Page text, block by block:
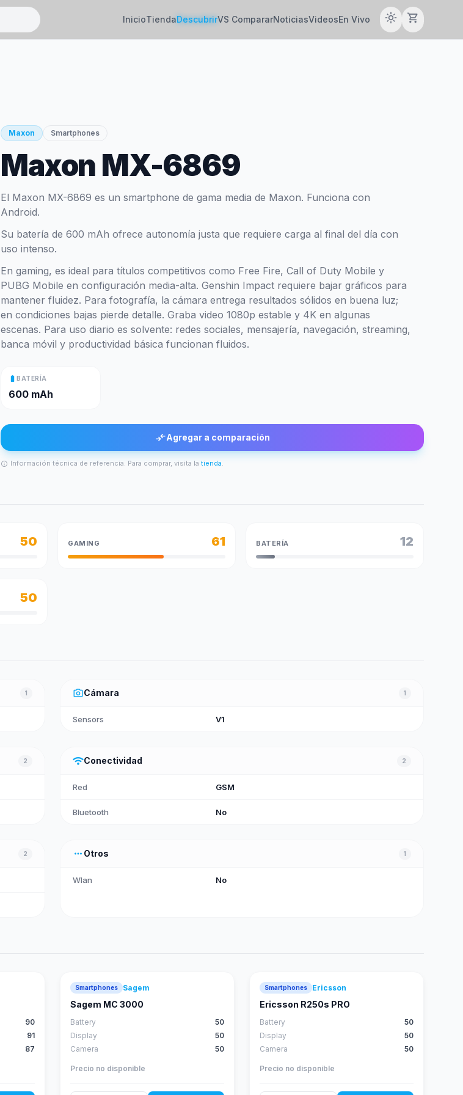
InicioTiendaDescubrirVS CompararNoticiasVideosEn Vivo light_mode shopping_cart
Maxon Smartphones
Maxon MX-6869
El Maxon MX-6869 es un smartphone de gama media de Maxon. Funciona con
Android.
Su batería de 600 mAh ofrece autonomía justa que requiere carga al final del día con
uso intenso.
En gaming, es ideal para títulos competitivos como Free Fire, Call of Duty Mobile y
PUBG Mobile en configuración media-alta. Genshin Impact requiere bajar gráficos para
mantener fluidez. Para fotografía, la cámara entrega resultados sólidos en buena luz;
en condiciones bajas pierde detalle. Graba video 1080p estable y 4K en algunas
escenas. Para uso diario es solvente: redes sociales, mensajería, navegación, streaming,
banca móvil y productividad básica funcionan fluidos.
battery_fullBATERÍA
600 mAh
compare_arrowsAgregar a comparación
info Información técnica de referencia. Para comprar, visita la tienda.
50 GAMING 61 BATERÍA 12
50
1 photo_cameraCámara 1
Sensors V1
2 wifiConectividad 2
Red GSM
Bluetooth No
2 more_horiz Otros 1
Wlan No
90
91
87
Smartphones Sagem
Sagem MC 3000
Battery
50
Display
50
Camera
50
Precio no disponible
Smartphones Ericsson
Ericsson R250s PRO
Battery
50
Display
50
Camera
50
Precio no disponible